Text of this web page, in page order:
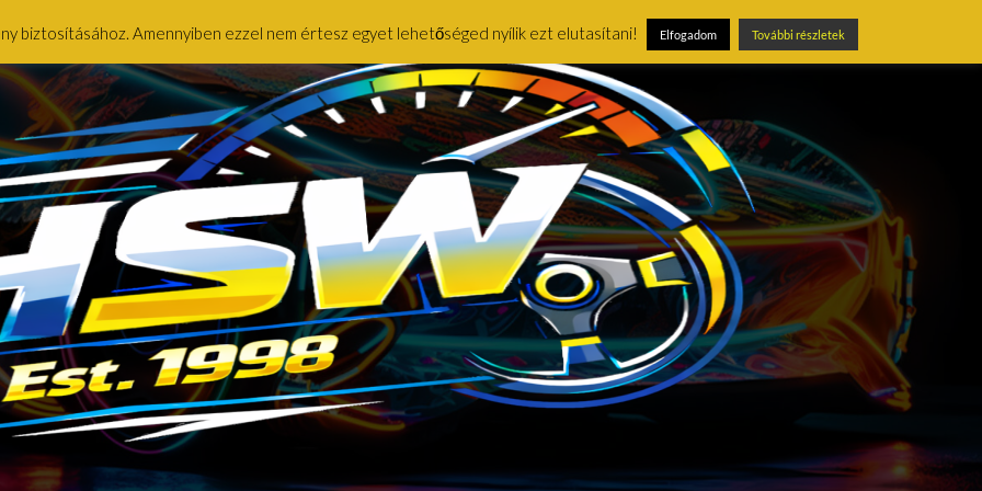
biztosításához. Amennyiben ezzel nem értesz egyet lehetőséged nyílik ezt elutasítani! Elfogadom További részletek